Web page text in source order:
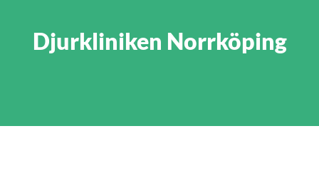
Djurkliniken Norrköping